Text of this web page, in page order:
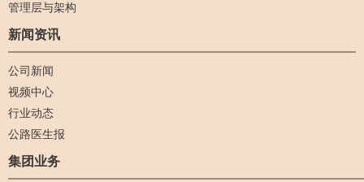
管理层与架构
新闻资讯
公司新闻
视频中心
行业动态
公路医生报
集团业务